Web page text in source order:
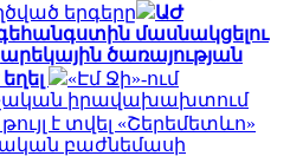
երգերը
ԱԺ
մասնակցելու
ծառայության
«Էմ Ջի»-ում
իրավախախտում
է տվել «Շերեմետևո»
բաժնեմասի